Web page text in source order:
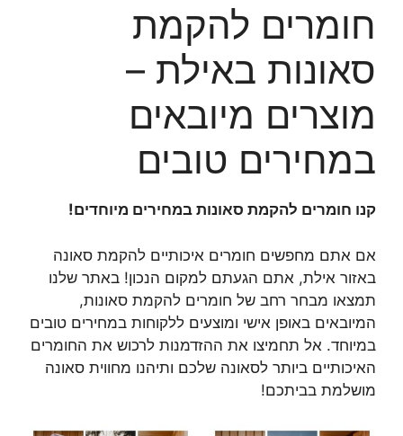
חומרים להקמת
סאונות באילת –
מוצרים מיובאים
במחירים טובים
קנו חומרים להקמת סאונות במחירים מיוחדים!
אם אתם מחפשים חומרים איכותיים להקמת סאונה
באזור אילת, אתם הגעתם למקום הנכון! באתר שלנו
תמצאו מבחר רחב של חומרים להקמת סאונות,
המיובאים באופן אישי ומוצעים ללקוחות במחירים טובים
במיוחד. אל תחמיצו את ההזדמנות לרכוש את החומרים
האיכותיים ביותר לסאונה שלכם ותיהנו מחווית סאונה
מושלמת בביתכם!